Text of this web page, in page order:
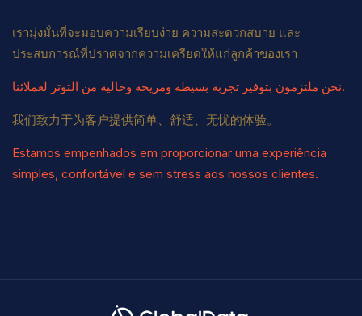
เรามุ่งมั่นที่จะมอบความเรียบง่าย ความสะดวกสบาย และ
ประสบการณ์ที่ปราศจากความเครียดให้แก่ลูกค้าของเรา
نحن ملتزمون بتوفير تجربة بسيطة ومريحة وخالية من التوتر لعملائنا.
我们致力于为客户提供简单、舒适、无忧的体验。
Estamos empenhados em proporcionar uma experiência
simples, confortável e sem stress aos nossos clientes.